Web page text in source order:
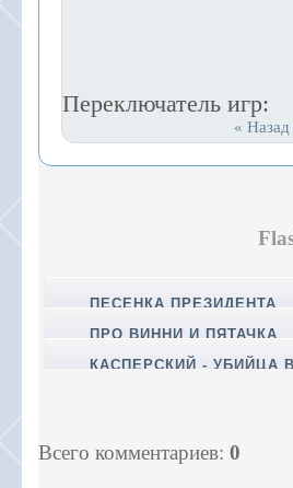
Переключатель игр:
«
ПЕСЕНКА ПРЕЗИДЕНТА
ПРО ВИННИ И ПЯТАЧКА
КАСПЕРСКИЙ - УБИЙЦА
Всего комментариев: 0